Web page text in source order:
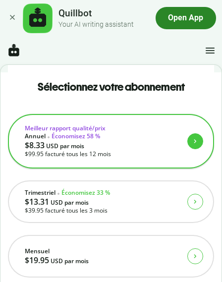
Quillbot
Your AI writing assistant
Open App
Sélectionnez votre abonnement
Mensuel
$19.95 USD par mois
Trimestriel Économisez 33 %
$13.31 USD par mois
$39.95facturé tous les 3 mois
Meilleur rapport qualité/prix
Annuel
Économisez 58 %
$8.33 USD par mois
$99.95facturé tous les 12 mois